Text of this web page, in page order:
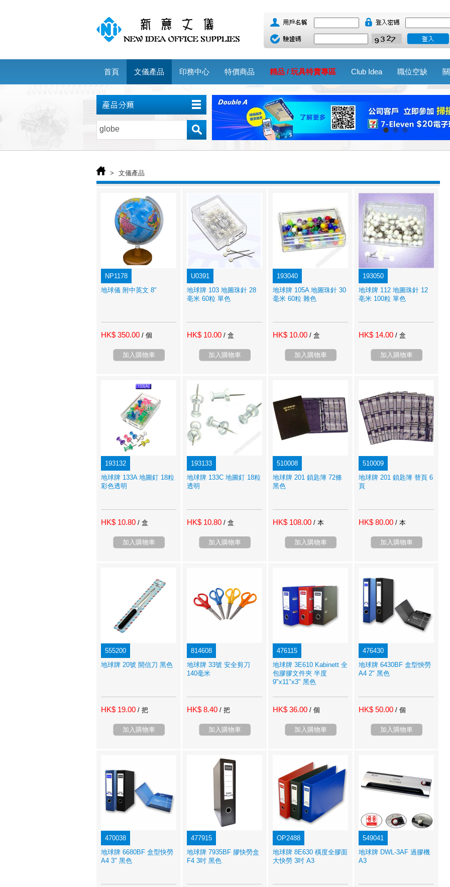
首頁 文儀產品 印務中心 特價商品 精品 / 玩具特賣專區 Club Idea 職位空缺
> 文儀產品
NP1178
地球儀 附中英文 8"
HK$ 350.00 / 個
加入購物車
U0391
地球牌 103 地圖珠針 28
亳米 60粒 單色
HK$ 10.00 / 盒
加入購物車
193040
地球牌 105A 地圖珠針 30
毫米 60粒 雜色
HK$ 10.00 / 盒
加入購物車
193050
地球牌 112 地圖珠針 12
亳米 100粒 單色
HK$ 14.00 / 盒
加入購物車
193132
地球牌 133A 地圖釘 18粒
彩色透明
HK$ 10.80 / 盒
加入購物車
193133
地球牌 133C 地圖釘 18粒
透明
HK$ 10.80 / 盒
加入購物車
510008
地球牌 201 鎖匙簿 72條
黑色
HK$ 108.00 / 本
加入購物車
510009
地球牌 201 鎖匙簿 替頁 6
頁
HK$ 80.00 / 本
加入購物車
555200
地球牌 20號 開信刀 黑色
HK$ 19.00 / 把
加入購物車
814608
地球牌 33號 安全剪刀
140毫米
HK$ 8.40 / 把
加入購物車
476115
地球牌 3E610 Kabinett 全
包膠膠文件夾 半度
9"x11"x3" 黑色
HK$ 36.00 / 個
加入購物車
476430
地球牌 6430BF 盒型怏勞
A4 2" 黑色
HK$ 50.00 / 個
加入購物車
470038
地球牌 6680BF 盒型快勞
A4 3" 黑色
477915
地球牌 7935BF 膠快勞盒
F4 3吋 黑色
OP2488
地球牌 8E630 橫度全膠面
大快勞 3吋 A3
549041
地球牌 DWL-3AF 過膠機
A3